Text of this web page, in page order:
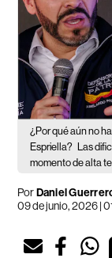
¿Por qué aún no
Espriella?
Las
momento de alta
PorDaniel
09 de junio, 2026 |